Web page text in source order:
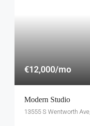
€12,000/mo
Modern Studio
13555 S Wentworth